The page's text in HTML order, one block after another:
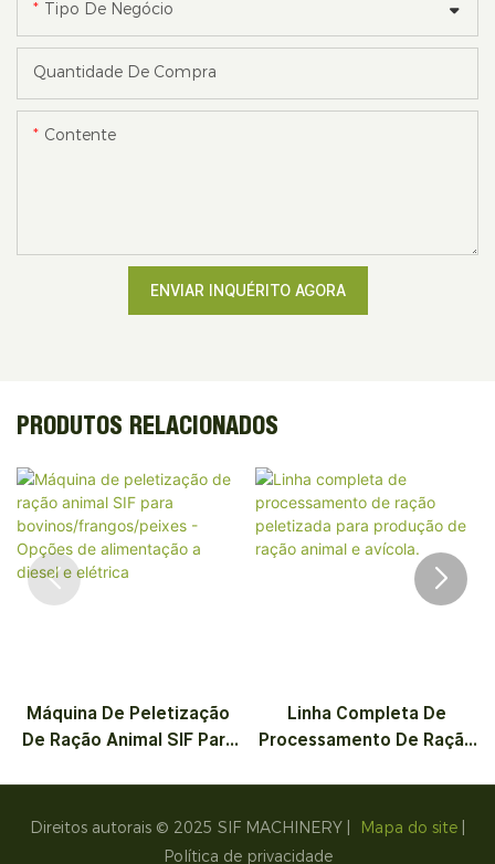
Tipo De Negócio
Quantidade De Compra
Contente
ENVIAR INQUÉRITO AGORA
PRODUTOS RELACIONADOS
Máquina De Peletização
De Ração Animal SIF Para
Diesel E Elétrica
Linha Completa De
Processamento De Ração
Avícola.
Direitos autorais © 2025 SIF MACHINERY | Mapa do site
Política de privacidade